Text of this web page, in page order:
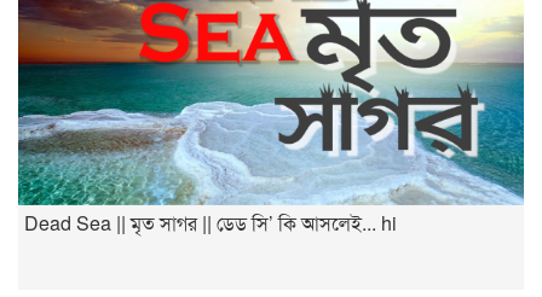
Dead Sea || মৃত সাগর || ডেড সি’ কি আসলেই... hi